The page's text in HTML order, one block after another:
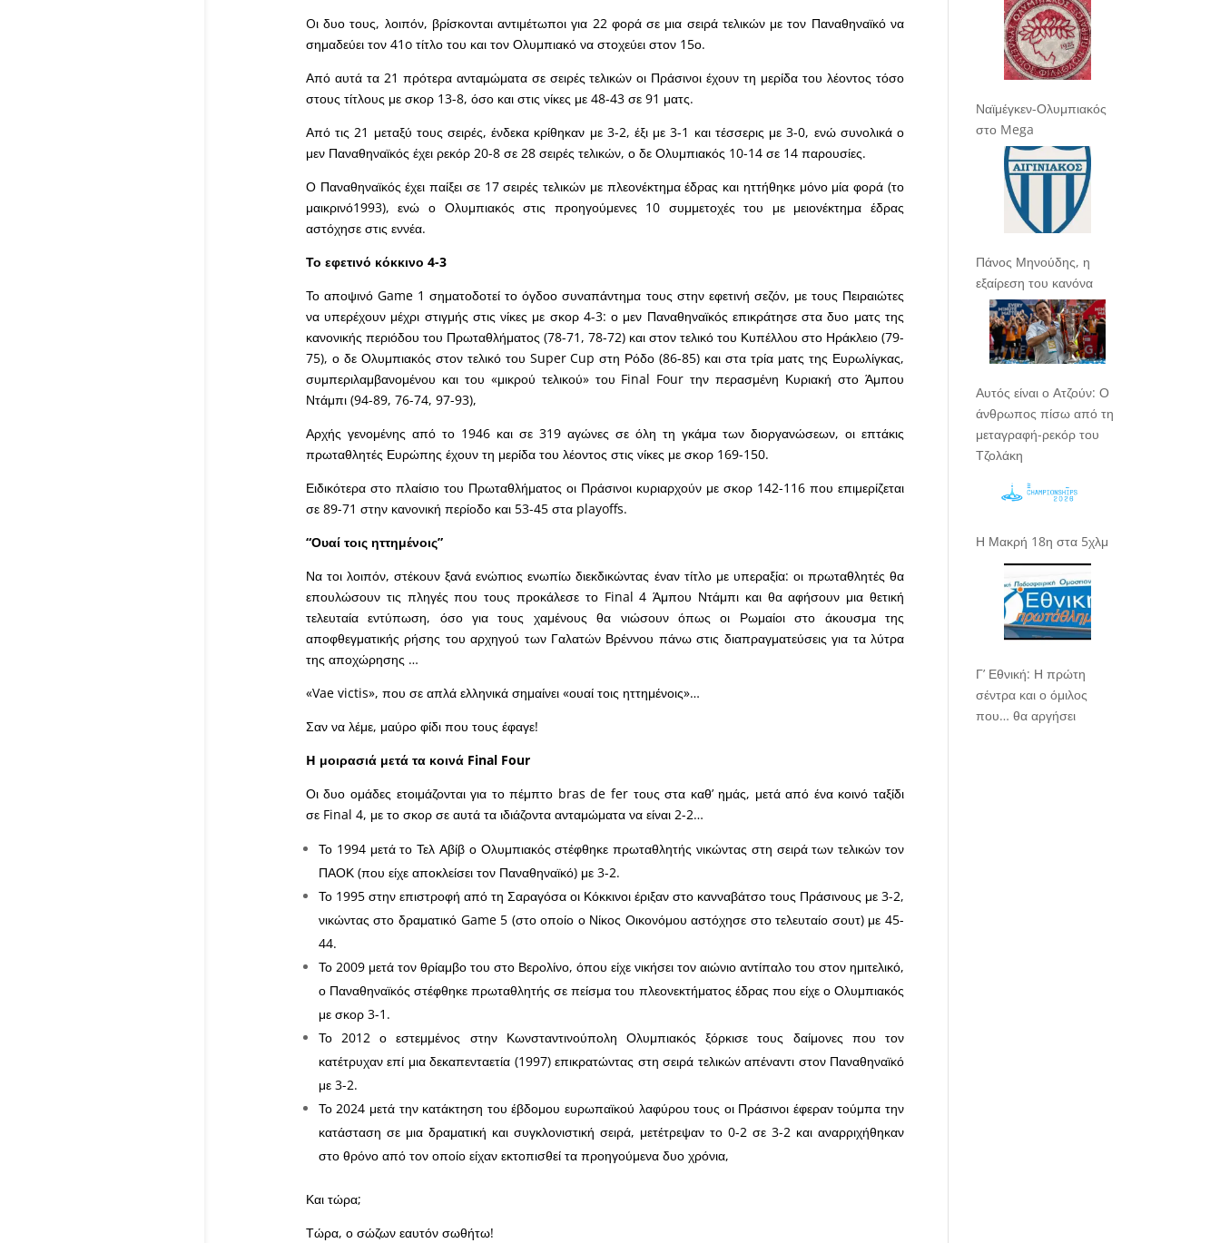
Oι δυο τους, λοιπόν, βρίσκονται αντιμέτωποι για 22 φορά σε μια σειρά τελικών με τον Παναθηναϊκό να
σημαδεύει τον 41oτίτλο του και τον Ολυμπιακό να στοχεύει στον 15ο.
Από αυτά τα 21 πρότερα ανταμώματα σε σειρές τελικών οι Πράσινοι έχουν τη μερίδα του λέοντος τόσο
στους τίτλους με σκορ 13-8, όσο και στις νίκες με 48-43 σε 91 ματς.
Από τις 21 μεταξύ τους σειρές, ένδεκα κρίθηκαν με 3-2, έξι με 3-1 και τέσσερις με 3-0, ενώ συνολικά ο
μεν Παναθηναϊκός έχει ρεκόρ 20-8 σε 28 σειρές τελικών, ο δε Ολυμπιακός 10-14 σε 14 παρουσίες.
Ο Παναθηναϊκός έχει παίξει σε 17 σειρές τελικών με πλεονέκτημα έδρας και ηττήθηκε μόνο μία φορά (το
μαικρινό1993), ενώ ο Ολυμπιακός στις προηγούμενες 10 συμμετοχές του με μειονέκτημα έδρας
αστόχησε στις εννέα.
Το εφετινό κόκκινο 4-3
Το αποψινόGame 1 σηματοδοτεί το όγδοο συναπάντημα τους στην εφετινή σεζόν, με τους Πειραιώτες
να υπερέχουν μέχρι στιγμής στις νίκες με σκορ 4-3: ο μεν Παναθηναϊκός επικράτησε στα δυο ματς της
κανονικής περιόδου του Πρωταθλήματος (78-71, 78-72) και στον τελικό του Κυπέλλου στο Ηράκλειο (79-
75), ο δε Ολυμπιακός στον τελικό του Super Cup στη Ρόδο (86-85) και στα τρία ματς της Ευρωλίγκας,
συμπεριλαμβανομένου και του «μικρού τελικού» του Final Four την περασμένη Κυριακή στο Άμπου
Ντάμπι (94-89, 76-74, 97-93),
Αρχής γενομένης από το 1946 και σε 319 αγώνες σε όλη τη γκάμα των διοργανώσεων, οι επτάκις
πρωταθλητές Ευρώπης έχουν τη μερίδα του λέοντος στις νίκες με σκορ 169-150.
Ειδικότερα στο πλαίσιο του Πρωταθλήματος οι Πράσινοι κυριαρχούν με σκορ 142-116 που επιμερίζεται
σε 89-71 στην κανονική περίοδο και 53-45 στα playoffs.
“Ουαί τοις ηττημένοις”
Να τοι λοιπόν, στέκουν ξανά ενώπιος ενωπίω διεκδικώντας έναν τίτλο με υπεραξία: οι πρωταθλητές θα
επουλώσουν τις πληγές που τους προκάλεσε το Final 4 Άμπου Ντάμπι και θα αφήσουν μια θετική
τελευταία εντύπωση, όσο για τους χαμένους θα νιώσουν όπως οι Ρωμαίοι στο άκουσμα της
αποφθεγματικής ρήσης του αρχηγού των Γαλατών Βρέννου πάνω στις διαπραγματεύσεις για τα λύτρα
της αποχώρησης …
«Vae victis», που σε απλά ελληνικά σημαίνει «ουαί τοις ηττημένοις»…
Σαν να λέμε, μαύρο φίδι που τους έφαγε!
H μοιρασιά μετά τα κοινά FinalFour
Οι δυο ομάδες ετοιμάζονται για το πέμπτο bras de ferτους στα καθ’ ημάς, μετά από ένα κοινό ταξίδι
σε Final 4, με το σκορ σε αυτά τα ιδιάζοντα ανταμώματα να είναι 2-2…
Το 1994 μετά το Τελ Αβίβ ο Ολυμπιακός στέφθηκε πρωταθλητής νικώντας στη σειρά των τελικών τον
ΠΑΟΚ (που είχε αποκλείσει τον Παναθηναϊκό) με 3-2.
Το 1995 στην επιστροφή από τη Σαραγόσα οι Κόκκινοι έριξαν στο κανναβάτσο τους Πράσινους με 3-2,
νικώντας στο δραματικό Game5 (στο οποίο ο Νίκος Οικονόμου αστόχησε στο τελευταίο σουτ) με 45-
44.
Το 2009 μετά τον θρίαμβο του στο Βερολίνο, όπου είχε νικήσει τον αιώνιο αντίπαλο του στον ημιτελικό,
ο Παναθηναϊκός στέφθηκε πρωταθλητής σε πείσμα του πλεονεκτήματος έδρας που είχε ο Ολυμπιακός
με σκορ 3-1.
Το 2012 ο εστεμμένος στην Κωνσταντινούπολη Ολυμπιακός ξόρκισε τους δαίμονες που τον
κατέτρυχαν επί μια δεκαπενταετία (1997) επικρατώντας στη σειρά τελικών απέναντι στον Παναθηναϊκό
με 3-2.
Το 2024 μετά την κατάκτηση του έβδομου ευρωπαϊκού λαφύρου τους οι Πράσινοι έφεραν τούμπα την
κατάσταση σε μια δραματική και συγκλονιστική σειρά, μετέτρεψαν το 0-2 σε 3-2 και αναρριχήθηκαν
στο θρόνο από τον οποίο είχαν εκτοπισθεί τα προηγούμενα δυο χρόνια,
Και τώρα;
Τώρα, ο σώζων εαυτόν σωθήτω!
Ναϊμέγκεν-Ολυμπιακός
στο Mega
Πάνος Μηνούδης, η
εξαίρεση του κανόνα
Αυτός είναι ο Ατζούν: Ο
άνθρωπος πίσω από τη
μεταγραφή-ρεκόρ του
Τζολάκη
Η Μακρή 18η στα 5χλμ
Γ’ Εθνική: Η πρώτη
σέντρα και ο όμιλος
που… θα αργήσει